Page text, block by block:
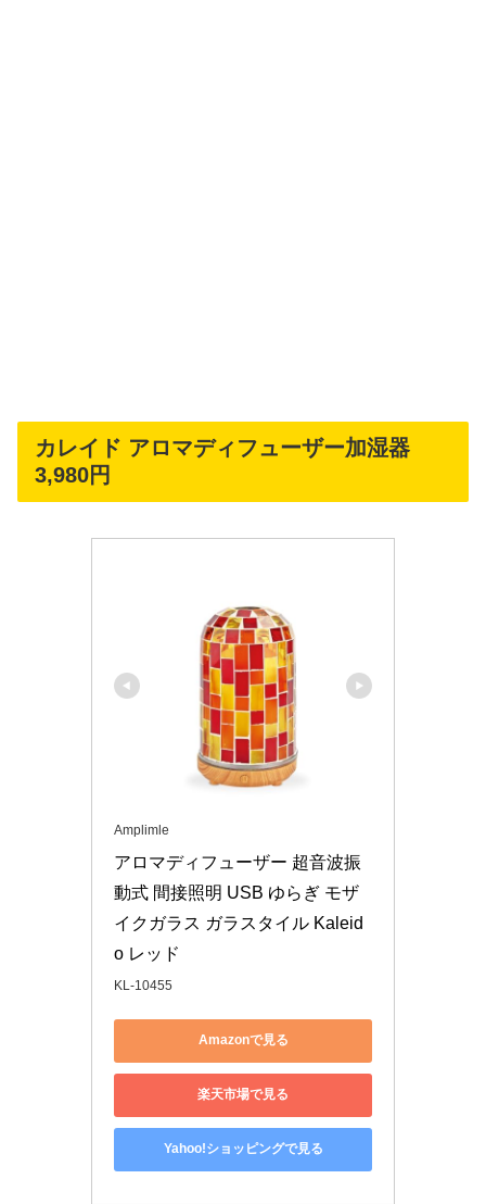
カレイド アロマディフューザー加湿器
3,980円
Amplimle
アロマディフューザー 超音波振
動式 間接照明 USB ゆらぎ モザ
イクガラス ガラスタイル Kaleid
o レッド
KL-10455
Amazonで見る
楽天市場で見る
Yahoo!ショッピングで見る